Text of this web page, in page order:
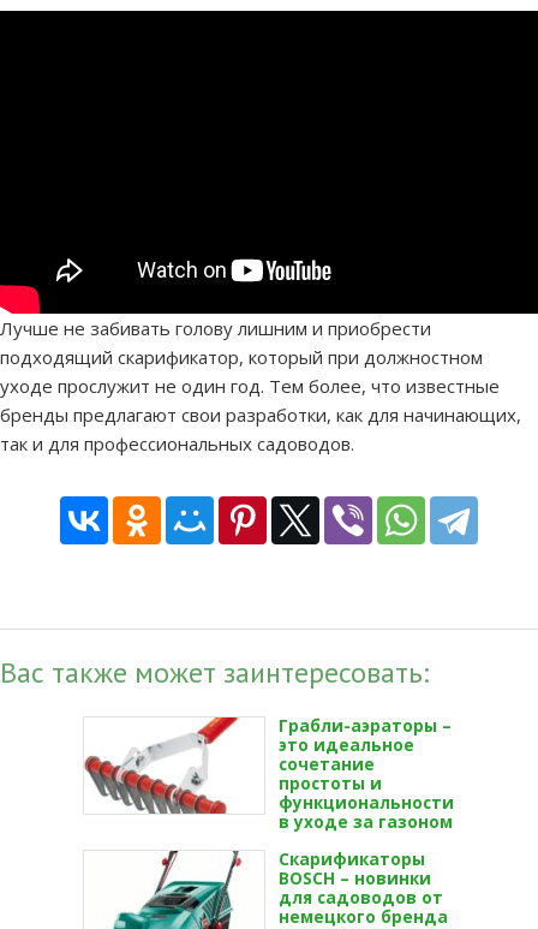
Лучше не забивать голову лишним и приобрести
подходящий скарификатор, который при должностном
уходе прослужит не один год. Тем более, что известные
бренды предлагают свои разработки, как для начинающих,
так и для профессиональных садоводов.
Вас также может заинтересовать:
Грабли-аэраторы –
это идеальное
сочетание
простоты и
функциональности
в уходе за газоном
Скарификаторы
BOSCH – новинки
для садоводов от
немецкого бренда